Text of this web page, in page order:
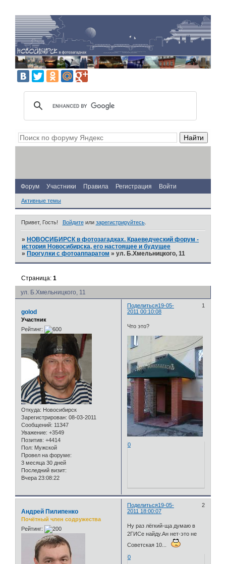
Форум Участники Правила Регистрация Войти
Активные темы
Привет, Гость! Войдитеили зарегистрируйтесь.
» НОВОСИБИРСК в фотозагадках. Краеведческий форум -
история Новосибирска, его настоящее и будущее
» Прогулки с фотоаппаратом »ул. Б.Хмельницкого, 11
ул. Б.Хмельницкого, 11
Страница:1
Поделиться 1
19-05-
2011 00:10:08
golod
Участник
Рейтинг:
Откуда: Новосибирск
Зарегистрирован: 08-03-2011
Сообщений: 11347
Уважение: +3549
Позитив: +4414
Пол: Мужской
Провел на форуме:
3 месяца 30 дней
Последний визит:
Вчера 23:08:22
Что это?
0
Поделиться 2
19-05-
2011 18:00:07
Андрей Пилипенко
Почётный член содружества
Рейтинг:
Ну раз лёгкий-ща думаю в
2ГИСе найду.Ан нет-это не
Советская 10...
0